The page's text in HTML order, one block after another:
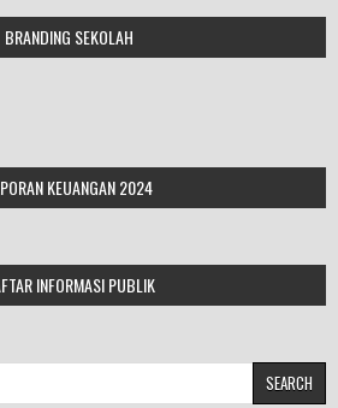
BRANDING SEKOLAH
KEUANGAN 2024
INFORMASI PUBLIK